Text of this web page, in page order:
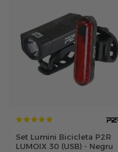
Set Lumini Bicicleta P2R
LUMOIX 30 (USB) - Negru